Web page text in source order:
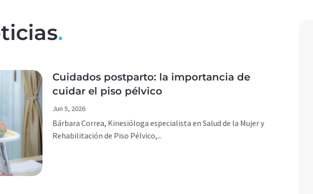
.
Cuidados postparto: la importancia de
cuidar el piso pélvico
Jun 5, 2026
Bárbara Correa, Kinesióloga especialista en Salud de la Mujer y
Rehabilitación de Piso Pélvico,...